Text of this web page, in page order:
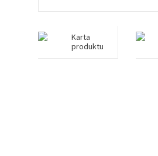
Karta
produktu